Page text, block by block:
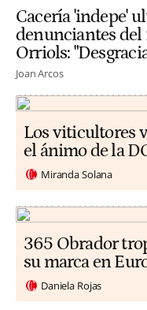
Cacería 'indepe'
denunciantes del
Orriols:
Joan Arcos
Los viticultores
el ánimo de la
Miranda Solana
365 Obrador
su marca en
Daniela Rojas